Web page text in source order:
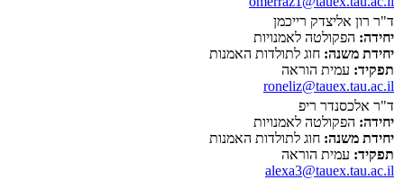
ד"ר רון אליצדק רייכמן
יחידה: הפקולטה לאמנויות
יחידת משנה: חוג לתולדות האמנות
תפקיד: עמית הוראה
roneliz@tauex.tau.ac.il
ד"ר אלכסנדר ריפ
יחידה: הפקולטה לאמנויות
יחידת משנה: חוג לתולדות האמנות
תפקיד: עמית הוראה
alexa3@tauex.tau.ac.il